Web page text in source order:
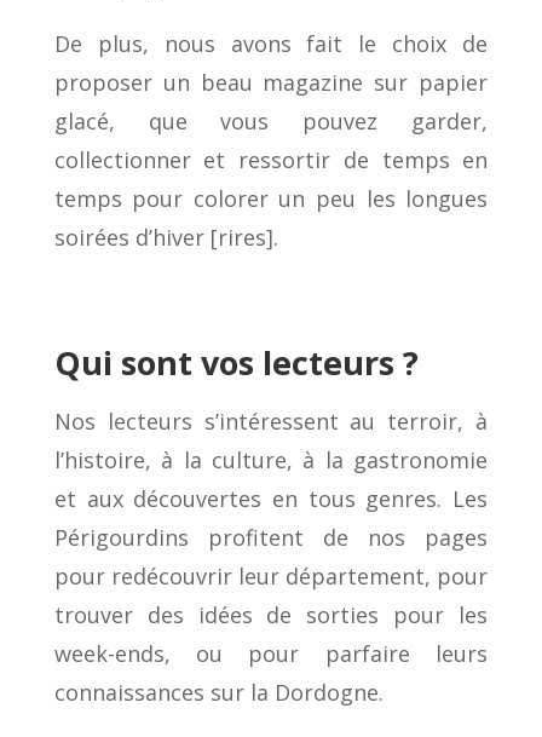
De plus, nous avons fait le choix de
proposer un beau magazine sur papier
glacé, que vous pouvez garder,
collectionner et ressortir de temps en
temps pour colorer un peu les longues
soirées d’hiver [rires].
Qui sont vos lecteurs ?
Nos lecteurs s’intéressent au terroir, à
l’histoire, à la culture, à la gastronomie
et aux découvertes en tous genres. Les
Périgourdins profitent de nos pages
pour redécouvrir leur département, pour
trouver des idées de sorties pour les
week-ends, ou pour parfaire leurs
connaissances sur la Dordogne.